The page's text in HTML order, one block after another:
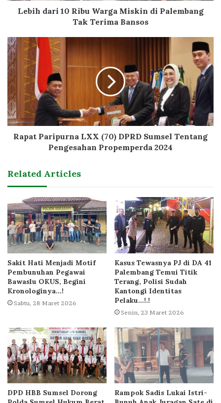
Lebih dari 10 Ribu Warga Miskin di Palembang
Tak Terima Bansos
Rapat Paripurna LXX (70) DPRD Sumsel Tentang
Pengesahan Propemperda 2024
Related Articles
Sakit Hati Menjadi Motif
Pembunuhan Pegawai
Bawaslu OKUS, Begini
Kronologinya…!
Sabtu, 28 Maret 2026
Kasus Tewasnya PJ di DA 41
Palembang Temui Titik
Terang, Polisi Sudah
Kantongi Identitas
Pelaku…!.!
Senin, 23 Maret 2026
DPD HBB Sumsel Dorong
Rampok Sadis Lukai Istri-